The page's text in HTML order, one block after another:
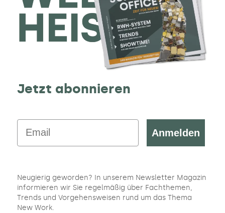
Neugierig geworden? In unserem Newsletter Magazin
informieren wir Sie regelmäßig über Fachthemen,
Trends und Vorgehensweisen rund um das Thema
New Work.
Jetzt abonnieren
Email
Anmelden